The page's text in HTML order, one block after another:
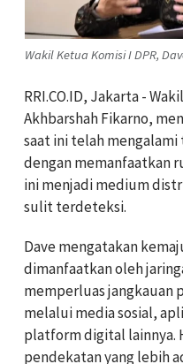
Wakil Ketua Komisi I DPR,
RRI.CO.ID, Jakarta -
Akhbarshah Fikarno,
saat ini telah
dengan memanfaatkan
ini menjadi medium
sulit terdeteksi.
Dave mengatakan
dimanfaatkan oleh
memperluas jangkauan
melalui media sosial,
platform digital lainnya.
pendekatan yang lebih